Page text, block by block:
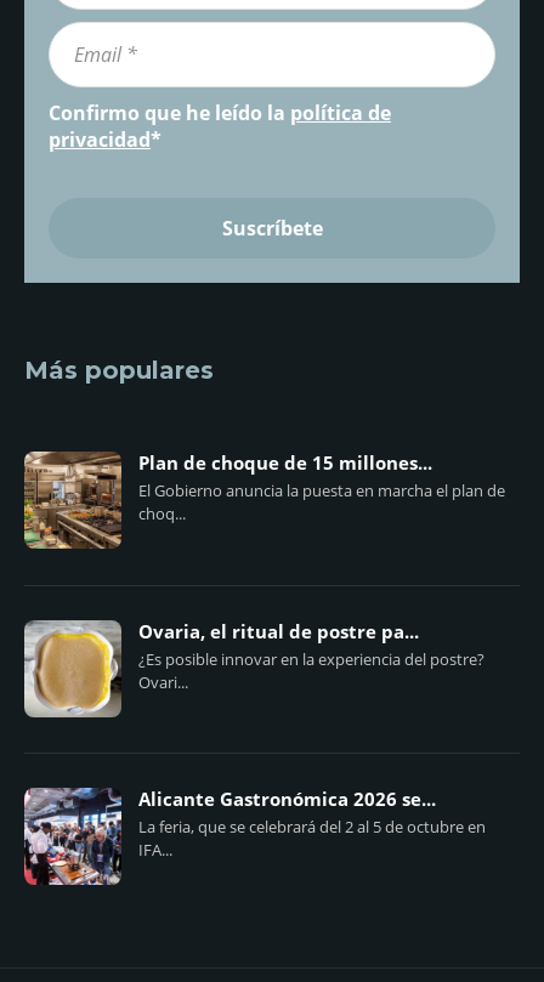
Confirmo que he leído la política de
privacidad*
Más populares
Plan de choque de 15 millones...
El Gobierno anuncia la puesta en marcha el plan de
choq...
Ovaria, el ritual de postre pa...
¿Es posible innovar en la experiencia del postre?
Ovari...
Alicante Gastronómica 2026 se...
La feria, que se celebrará del 2 al 5 de octubre en
IFA...